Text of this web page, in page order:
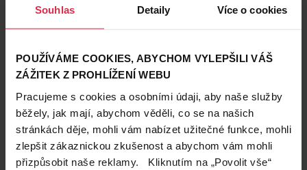
Souhlas Detaily Více o cookies
POUŽÍVÁME COOKIES, ABYCHOM VYLEPŠILI VÁŠ
ZÁŽITEK Z PROHLÍŽENÍ WEBU
Pracujeme s cookies a osobními údaji, aby naše služby
běžely, jak mají, abychom věděli, co se na našich
stránkách děje, mohli vám nabízet užitečné funkce, mohli
zlepšit zákaznickou zkušenost a abychom vám mohli
přizpůsobit naše reklamy. Kliknutím na „Povolit vše“
Krásné vlasy
30. 6. 2022
3 snadné letní drdoly: za 5 minut hotovo!
Potřebuje rychlý a efektivní účes? Nemusíte trávit hodinu před